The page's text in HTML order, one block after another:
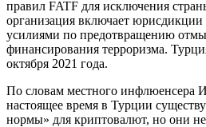
правил FATF для исключения
организация включает
усилиями по предотвращению
финансирования терроризма.
октября 2021 года.
По словам местного инфлюенсера
настоящее время в Турции
нормы» для криптовалют, но они